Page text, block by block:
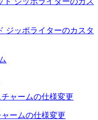
ジッポライターのカスタ
ームの仕様変更